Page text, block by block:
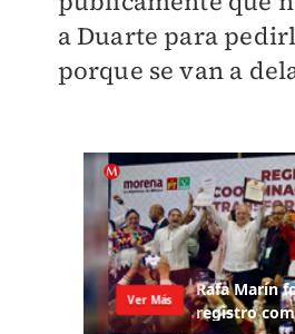
a Duarte para
porque se van a